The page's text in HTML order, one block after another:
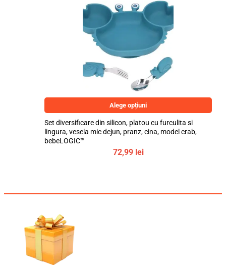
Alege opțiuni
Set diversificare din silicon, platou cu furculita si
lingura, vesela mic dejun, pranz, cina, model crab,
bebeLOGIC™
72,99 lei